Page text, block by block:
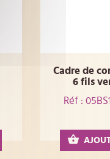
Cadre de
6 fils
Réf :